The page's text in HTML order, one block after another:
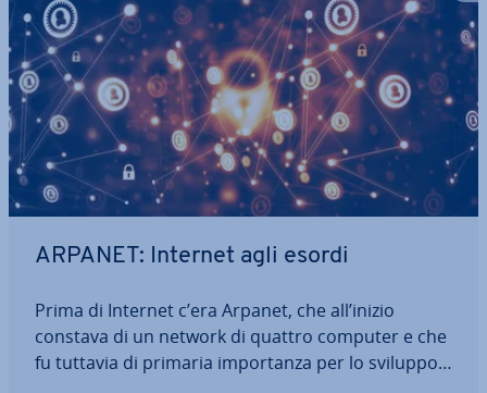
ARPANET: Internet agli esordi
Prima di Internet c’era Arpanet, che all’inizio
constava di un network di quattro computer e che
fu tuttavia di primaria im­por­tan­za per lo sviluppo